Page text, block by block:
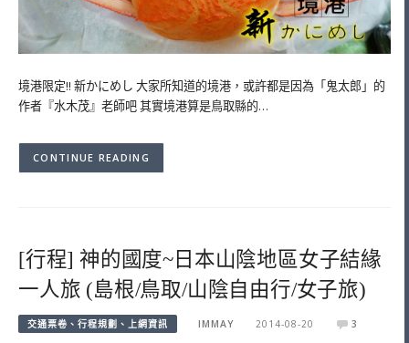
境港限定!! 新かにめし 大家所知道的境港，或許都是因為「鬼太郎」的
作者『水木茂』老師吧 其實境港算是鳥取縣的…
CONTINUE READING
[行程] 神的國度~日本山陰地區女子結緣
一人旅 (島根/鳥取/山陰自由行/女子旅)
交通票卷、行程規劃、上網資訊 IMMAY 2014-08-20 3